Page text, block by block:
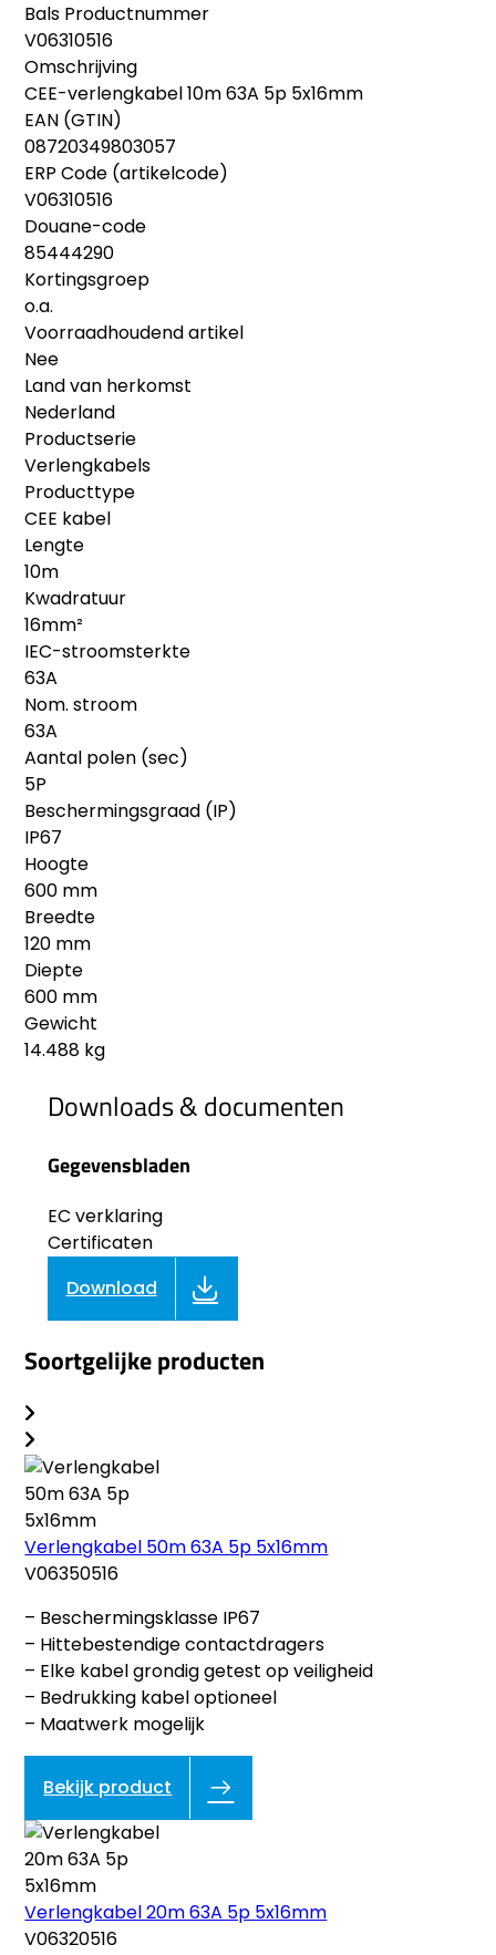
Bals Productnummer
V06310516
Omschrijving
CEE-verlengkabel 10m 63A 5p 5x16mm
EAN (GTIN)
08720349803057
ERP Code (artikelcode)
V06310516
Douane-code
85444290
Kortingsgroep
o.a.
Voorraadhoudend artikel
Nee
Land van herkomst
Nederland
Productserie
Verlengkabels
Producttype
CEE kabel
Lengte
10m
Kwadratuur
16mm²
IEC-stroomsterkte
63A
Nom. stroom
63A
Aantal polen (sec)
5P
Beschermingsgraad (IP)
IP67
Hoogte
600 mm
Breedte
120 mm
Diepte
600 mm
Gewicht
14.488 kg
Downloads & documenten
Gegevensbladen
EC verklaring
Certificaten
Download
Soortgelijke producten
Verlengkabel 50m 63A 5p 5x16mm
V06350516
– Beschermingsklasse IP67
– Hittebestendige contactdragers
– Elke kabel grondig getest op veiligheid
– Bedrukking kabel optioneel
– Maatwerk mogelijk
Bekijk product
Verlengkabel 20m 63A 5p 5x16mm
V06320516